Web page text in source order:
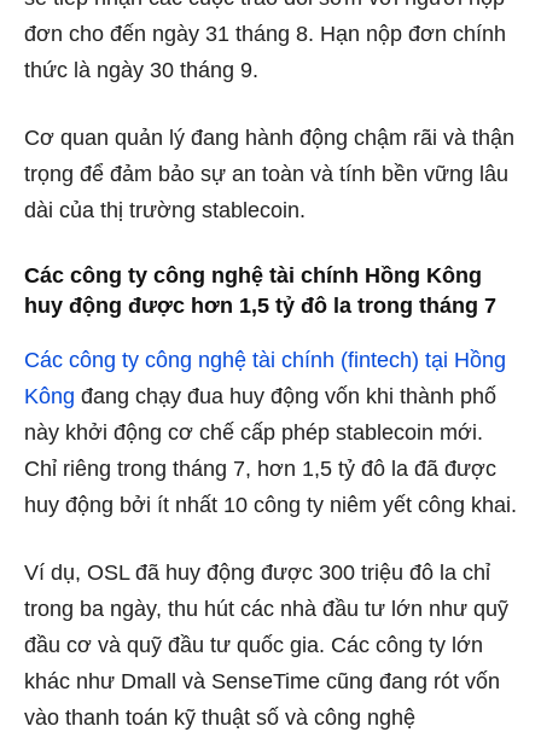
đơn cho đến ngày 31 tháng 8. Hạn nộp đơn chính
thức là ngày 30 tháng 9.
Cơ quan quản lý đang hành động chậm rãi và thận
trọng để đảm bảo sự an toàn và tính bền vững lâu
dài của thị trường stablecoin.
Các công ty công nghệ tài chính Hồng Kông
huy động được hơn 1,5 tỷ đô la trong tháng 7
Các công ty công nghệ tài chính (fintech) tại Hồng
Kông đang chạy đua huy động vốn khi thành phố
này khởi động cơ chế cấp phép stablecoin mới.
Chỉ riêng trong tháng 7, hơn 1,5 tỷ đô la đã được
huy động bởi ít nhất 10 công ty niêm yết công khai.
Ví dụ, OSL đã huy động được 300 triệu đô la chỉ
trong ba ngày, thu hút các nhà đầu tư lớn như quỹ
đầu cơ và quỹ đầu tư quốc gia. Các công ty lớn
khác như Dmall và SenseTime cũng đang rót vốn
vào thanh toán kỹ thuật số và công nghệ